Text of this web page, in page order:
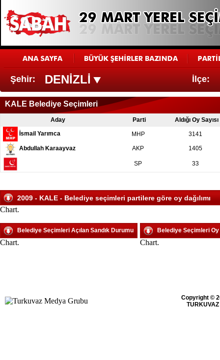
Şehir: DENİZLİ İlçe:
KALE Belediye Seçimleri
Aday Parti Aldığı Oy Sayısı
İsmail Yarımca MHP 3141
Abdullah Karaayvaz AKP 1405
SP 33
2009 - KALE - Belediye seçimleri partilere göre oy dağılımı
Chart.
Belediye Seçimleri Açılan Sandık Durumu
Chart.
Belediye Seçimleri
Chart.
Copyright ©